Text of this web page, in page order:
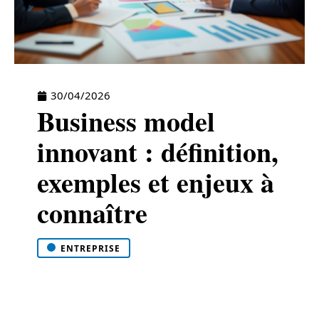
30/04/2026
Business model
innovant : définition,
exemples et enjeux à
connaître
ENTREPRISE